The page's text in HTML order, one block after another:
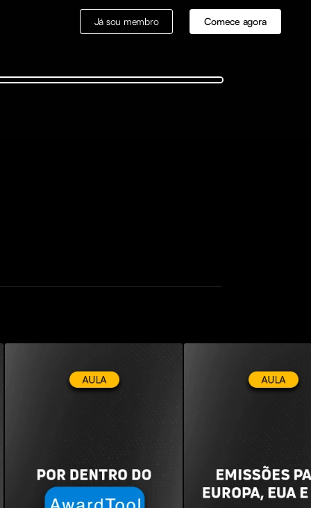
Já sou membro Comece agora